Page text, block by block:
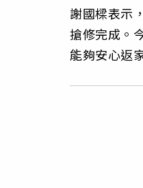
謝國樑表示
搶修完成。
能夠安心返